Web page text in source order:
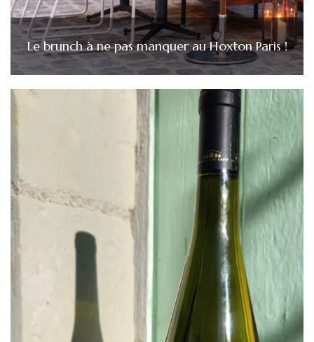
Le brunch à ne pas manquer au Hoxton Paris !